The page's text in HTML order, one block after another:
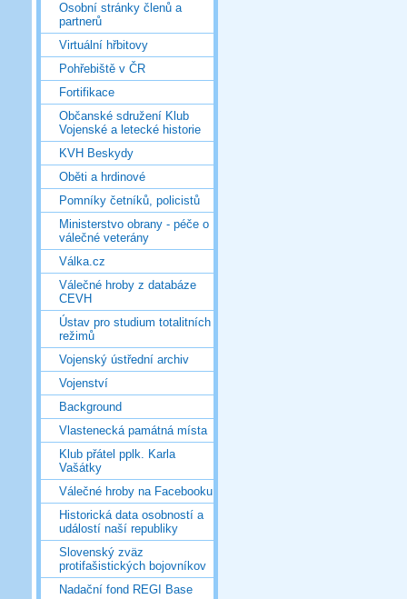
Osobní stránky členů a
partnerů
Virtuální hřbitovy
Pohřebiště v ČR
Fortifikace
Občanské sdružení Klub
Vojenské a letecké historie
KVH Beskydy
Oběti a hrdinové
Pomníky četníků, policistů
Ministerstvo obrany - péče o
válečné veterány
Válka.cz
Válečné hroby z databáze
CEVH
Ústav pro studium totalitních
režimů
Vojenský ústřední archiv
Vojenství
Background
Vlastenecká památná místa
Klub přátel pplk. Karla
Vašátky
Válečné hroby na Facebooku
Historická data osobností a
událostí naší republiky
Slovenský zväz
protifašistických bojovníkov
Nadační fond REGI Base